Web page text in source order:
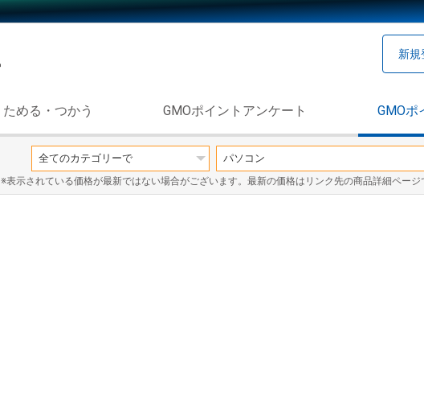
新規
ためる・つかう GMOポイントアンケート GMOポ
※表示されている価格が最新ではない場合がございます。最新の価格はリンク先の商品詳細ページ